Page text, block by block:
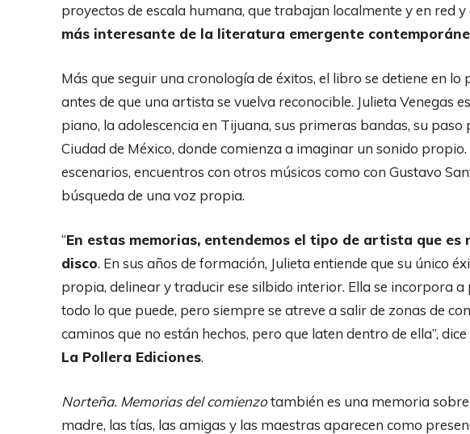
proyectos de escala humana, que trabajan localmente y en red y
más interesante de la literatura emergente
Más que seguir una cronología de éxitos, el libro se detiene en lo
antes de que una artista se vuelva reconocible. Julieta Venegas
piano, la adolescencia en Tijuana, sus primeras bandas, su
Ciudad de México, donde comienza a imaginar un sonido
escenarios, encuentros con otros músicos como con Gustavo
búsqueda de una voz propia.
“En estas memorias, entendemos el tipo de artista que es
disco. En sus años de formación, Julieta entiende que su único
propia, delinear y traducir ese silbido interior. Ella se incorpora
todo lo que puede, pero siempre se atreve a salir de zonas de
caminos que no están hechos, pero que laten dentro de ella”, dice
La Pollera Ediciones.
Norteña. Memorias del comienzotambién es una memoria sobre
madre, las tías, las amigas y las maestras aparecen como